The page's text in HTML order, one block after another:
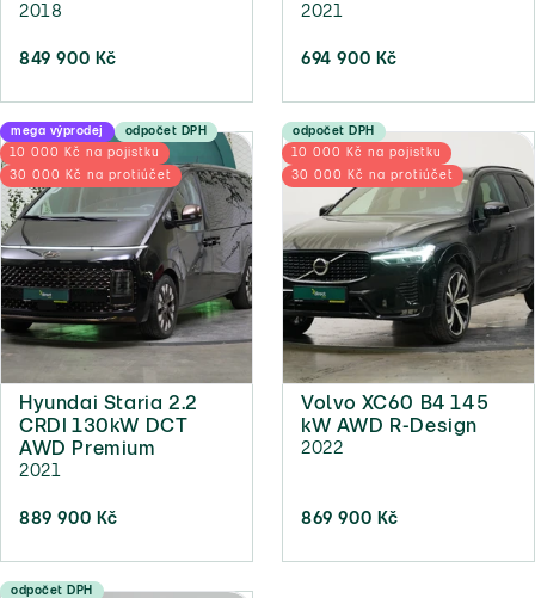
2018
849 900 Kč
2021
694 900 Kč
mega výprodej
odpočet DPH
10 000 Kč na pojistku
30 000 Kč na protiúčet
Hyundai Staria 2.2
CRDI 130kW DCT
AWD Premium
2021
889 900 Kč
odpočet DPH
10 000 Kč na pojistku
30 000 Kč na protiúčet
Volvo XC60 B4 145
kW AWD R-Design
2022
869 900 Kč
odpočet DPH